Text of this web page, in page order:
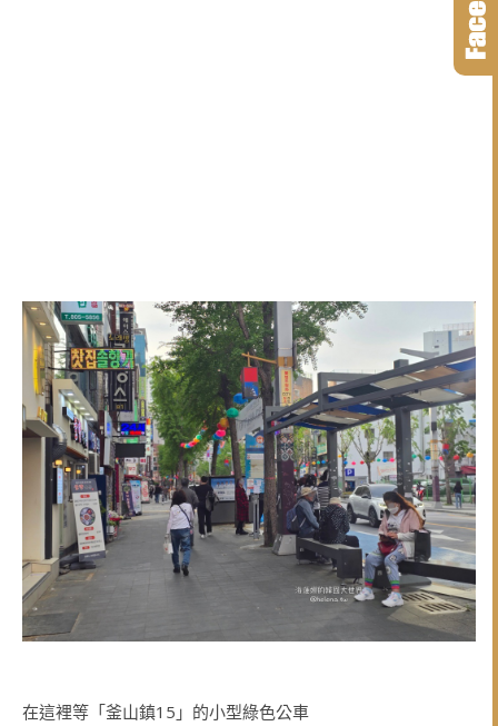
在這裡等「釜山鎮15」的小型綠色公車